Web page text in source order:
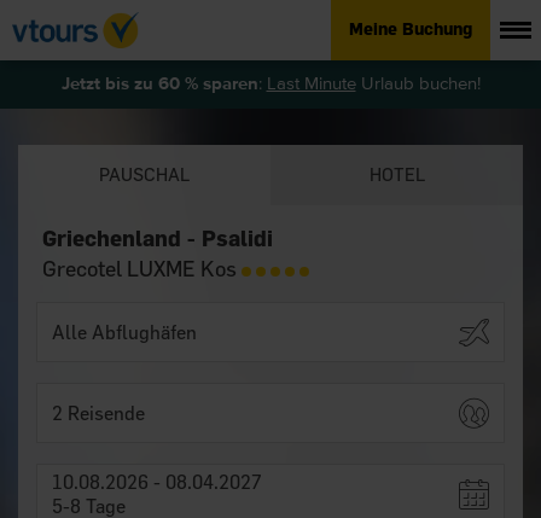
Meine Buchung
Jetzt bis zu 60 % sparen: Last MinuteUrlaub buchen!
PAUSCHAL HOTEL
Griechenland - Psalidi
Grecotel LUXME Kos
2 Reisende
10.08.2026 - 08.04.2027
5-8 Tage